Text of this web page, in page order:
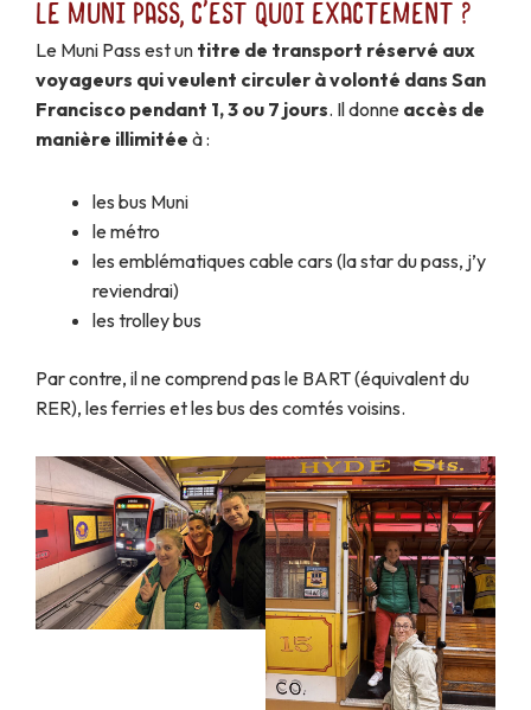
Le Muni Pass, c'est quoi exactement ?
Le Muni Pass est un titre de transport réservé aux
voyageurs qui veulent circuler à volonté dans San
Francisco pendant 1, 3 ou 7 jours. Il donne accès de
manière illimitée à :
les bus Muni
le métro
les emblématiques cable cars (la star du pass, j’y
reviendrai)
les trolley bus
Par contre, il ne comprend pas le BART (équivalent du
RER), les ferries et les bus des comtés voisins.